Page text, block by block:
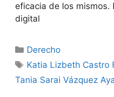
eficacia de los mismos.
digital
Categorías
Derecho
Etiquetas
Katia Lizbeth Castro
Tania Sarai Vázquez